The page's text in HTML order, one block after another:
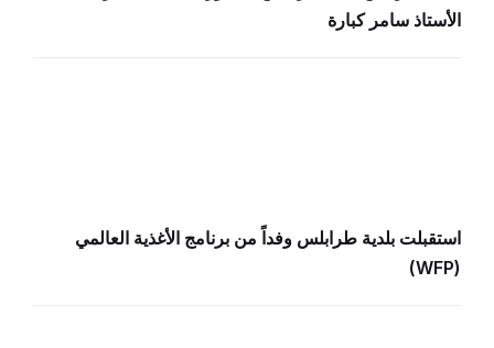
الأستاذ سامر كبارة
استقبلت بلدية طرابلس وفداً من برنامج الأغذية العالمي
(WFP)